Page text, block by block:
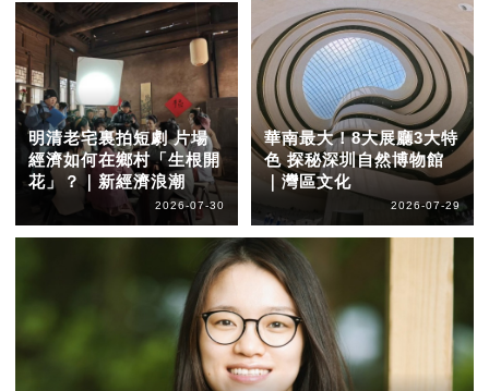
明清老宅裏拍短劇 片場
經濟如何在鄉村「生根開
花」？｜新經濟浪潮
2026-07-30
華南最大！8大展廳3大特
色 探秘深圳自然博物館
｜灣區文化
2026-07-29